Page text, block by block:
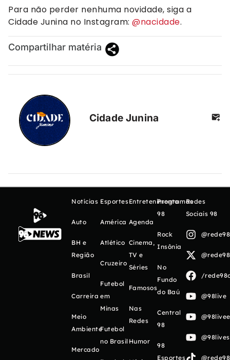
Para não perder nenhuma novidade, siga a
Cidade Junina no Instagram: @nacidade.
Compartilhar matéria
Cidade Junina
Notícias
Auto
BH e
Região
Brasil
Carreira
Meio
Ambiente
Mercado
Esportes
América
Atlético
Cruzeiro
Futebol
em
Minas
Futebol
no Brasil
Entretenimento
Agenda
Cinema,
TV e
Séries
Famosos
Nas
Redes
Humor
Programas
98
Rock
Insônia
No
Fundo
do Baú
Central
98
98
Esportes
Redes
Sociais 98
/
@98live